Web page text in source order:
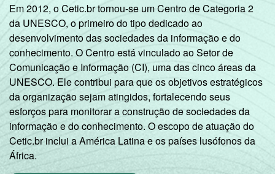
Em 2012, o Cetic.br tornou-se um Centro de Categoria 2
da UNESCO, o primeiro do tipo dedicado ao
desenvolvimento das sociedades da informação e do
conhecimento. O Centro está vinculado ao Setor de
Comunicação e Informação (CI), uma das cinco áreas da
UNESCO. Ele contribui para que os objetivos estratégicos
da organização sejam atingidos, fortalecendo seus
esforços para monitorar a construção de sociedades da
informação e do conhecimento. O escopo de atuação do
Cetic.br inclui a América Latina e os países lusófonos da
África.